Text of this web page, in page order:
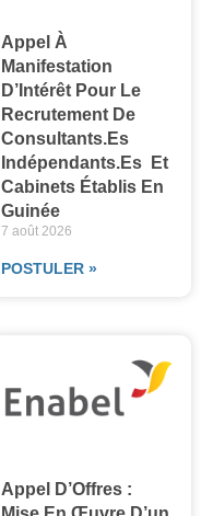
Appel À
Manifestation
D’Intérêt Pour Le
Recrutement De
Consultants.es
Indépendants.es Et
Cabinets Établis En
Guinée
7 août 2026
POSTULER »
Appel D’Offres :